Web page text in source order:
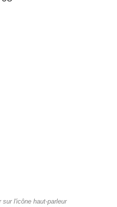
sur l'icône haut-parleur